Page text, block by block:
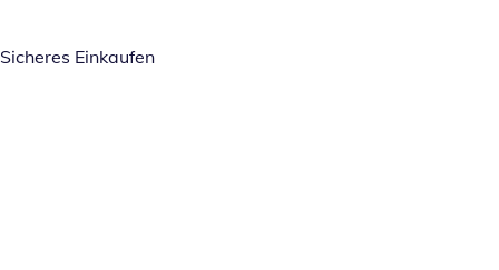
Sicheres Einkaufen